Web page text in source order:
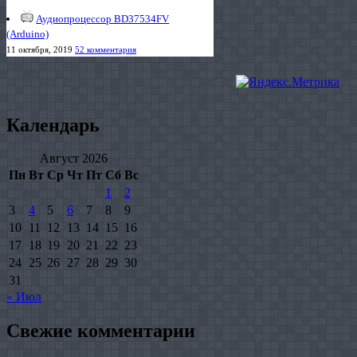
Аудиопроцессор BD37534FV
(Arduino)
11 октября, 2019 52 комментария
Календарь
Август 2026
Пн Вт Ср Чт Пт Сб Вс
1
2
3
4 5 6 7 8
9
10 11 12 13 14 15 16
17
18 19 20 21 22 23
24 25 26 27 28 29 30
31
« Июл
Свежие комментарии